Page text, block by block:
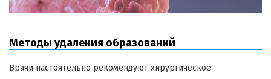
Методы удаления образований
Врачи настоятельно рекомендуют хирургическое